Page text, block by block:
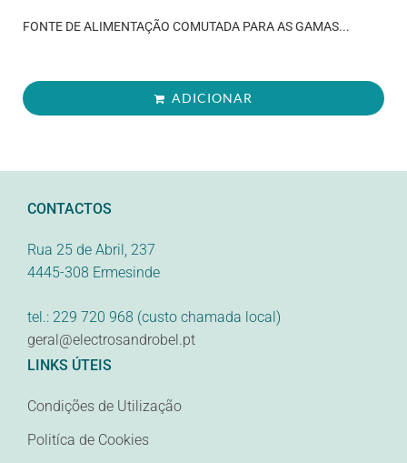
FONTE DE ALIMENTAÇÃO COMUTADA PARA AS GAMAS...
ADICIONAR
CONTACTOS
Rua 25 de Abril, 237
4445-308 Ermesinde
tel.: 229 720 968 (custo chamada local)
geral@electrosandrobel.pt
LINKS ÚTEIS
Condições de Utilização
Politíca de Cookies